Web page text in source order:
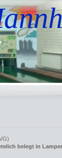
belegt in